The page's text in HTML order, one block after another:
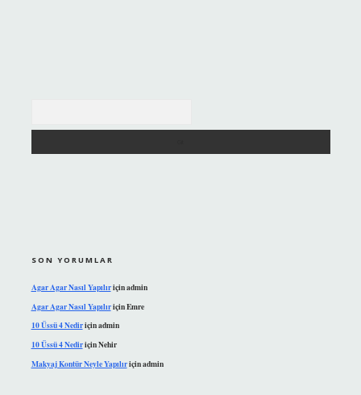
SON YORUMLAR
Agar Agar Nasıl Yapılıriçinadmin
Agar Agar Nasıl YapılıriçinEmre
10 Üssü 4 Nediriçinadmin
10 Üssü 4 NediriçinNehir
Makyaj Kontür Neyle Yapılıriçinadmin